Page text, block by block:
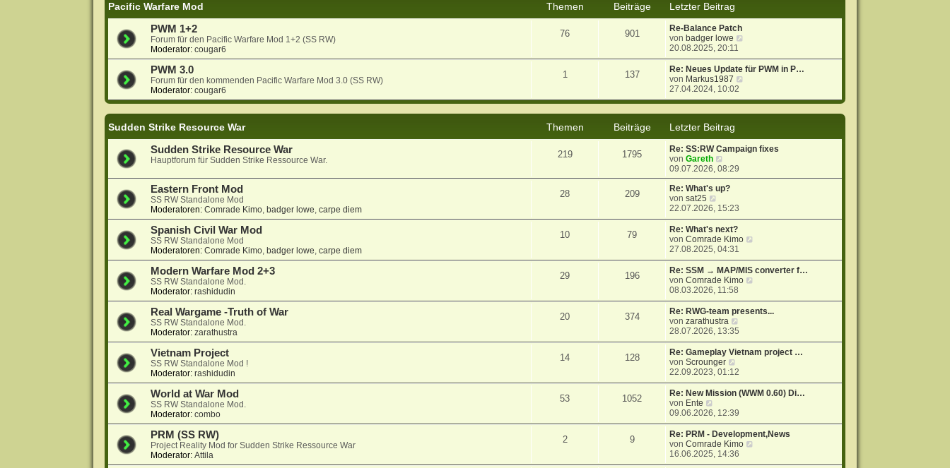
a
g
i
g
e
i
t
g
Pacific Warfare Mod Themen Beiträge
Letzter Beitrag
PWM 1+2
Forum für den Pacific Warfare Mod 1+2 (SS RW)
Moderator: cougar6
76 901
Re-Balance Patch
von badger lowe
u
e
r
B
t
g
20.08.2025, 20:11
PWM 3.0
Forum für den kommenden Pacific Warfare Mod 3.0 (SS RW)
Moderator: cougar6
1 137
Re: Neues Update für PWM in P…
von Markus1987
u
e
r
i
g
27.04.2024, 10:02
Sudden Strike Resource War Themen Beiträge
Letzter Beitrag
Sudden Strike Resource War
Hauptforum für Sudden Strike Ressource War.
219 1795
Re: SS:RW Campaign fixes
vonGareth
e
u
e
t
e
r
B
e
t
r
a
09.07.2026, 08:29
Eastern Front Mod
SS RW Standalone Mod
Moderatoren: Comrade Kimo, badger lowe, carpe diem
28 209
Re: What's up?
vonsat25
e
u
e
s
t
r
B
e
r
a
g
22.07.2026, 15:23
Spanish Civil War Mod
SS RW Standalone Mod
Moderatoren: Comrade Kimo, badger lowe, carpe diem
10 79
Re: What's next?
vonComrade Kimo
u
e
r
r
27.08.2025, 04:31
Modern Warfare Mod 2+3
SS RW Standalone Mod.
Moderator: rashidudin
29 196
Re: SSM → MAP/MIS converter f…
vonComrade Kimo
u
e
r
t
r
08.03.2026, 11:58
Real Wargame -Truth of War
SS RW Standalone Mod.
Moderator: zarathustra
20 374
Re: RWG-team presents...
vonzarathustra
u
e
r
B
r
a
28.07.2026, 13:35
Vietnam Project
SS RW Standalone Mod !
Moderator: rashidudin
14 128
Re: Gameplay Vietnam project …
vonScrounger
e
u
e
t
r
B
e
22.09.2023, 01:12
World at War Mod
SS RW Standalone Mod.
Moderator: combo
53 1052
Re: New Mission (WWM 0.60) Di…
von Ente
e
u
e
s
09.06.2026, 12:39
PRM (SS RW)
Project Reality Mod for Sudden Strike Ressource War
Moderator: Attila
2 9
Re: PRM - Development,News
vonComrade Kimo
u
16.06.2025, 14:36